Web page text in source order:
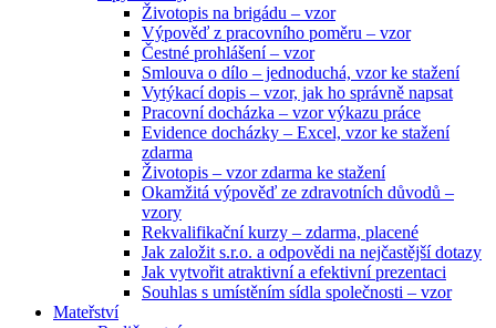
Životopis na brigádu – vzor
Výpověď z pracovního poměru – vzor
Čestné prohlášení – vzor
Smlouva o dílo – jednoduchá, vzor ke stažení
Vytýkací dopis – vzor, jak ho správně napsat
Pracovní docházka – vzor výkazu práce
Evidence docházky – Excel, vzor ke stažení
zdarma
Životopis – vzor zdarma ke stažení
Okamžitá výpověď ze zdravotních důvodů –
vzory
Rekvalifikační kurzy – zdarma, placené
Jak založit s.r.o. a odpovědi na nejčastější dotazy
Jak vytvořit atraktivní a efektivní prezentaci
Souhlas s umístěním sídla společnosti – vzor
Mateřství